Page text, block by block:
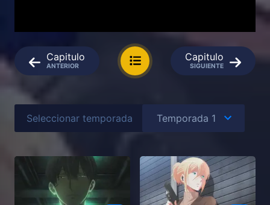
Capitulo
ANTERIOR
Capitulo
SIGUIENTE
Seleccionar temporada